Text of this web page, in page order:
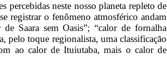
percebidas neste nosso planeta repleto de
registrar o fenômeno atmosférico andam
Saara sem Oasis”; “calor de fornalha
pelo toque regionalista, uma classificação
ao calor de Ituiutaba, mais o calor de